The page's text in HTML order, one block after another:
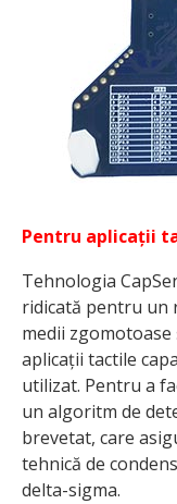
Pentru aplicații
Tehnologia
ridicată pentru un
medii
aplicații tactile
utilizat. Pentru a
un algoritm de
brevetat, care
tehnică de
delta-sigma.